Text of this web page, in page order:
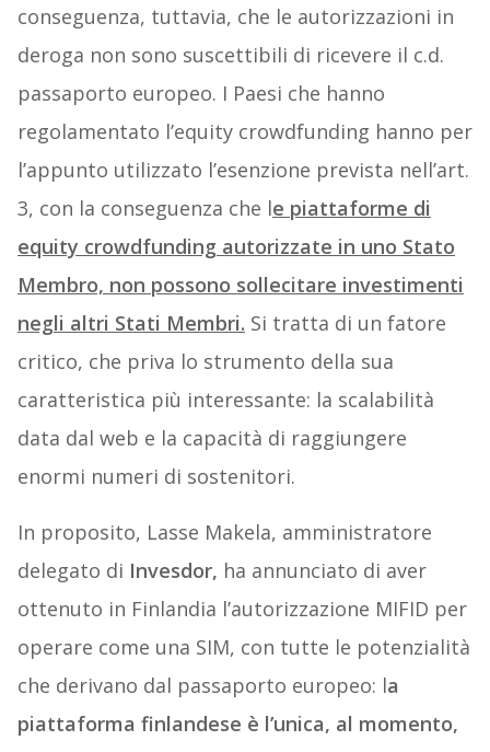
conseguenza, tuttavia, che le autorizzazioni in
deroga non sono suscettibili di ricevere il c.d.
passaporto europeo. I Paesi che hanno
regolamentato l’equity crowdfunding hanno per
l’appunto utilizzato l’esenzione prevista nell’art.
3, con la conseguenza che le piattaforme di
equity crowdfunding autorizzate in uno Stato
Membro, non possono sollecitare investimenti
negli altri Stati Membri. Si tratta di un fatore
critico, che priva lo strumento della sua
caratteristica più interessante: la scalabilità
data dal web e la capacità di raggiungere
enormi numeri di sostenitori.
In proposito, Lasse Makela, amministratore
delegato di Invesdor, ha annunciato di aver
ottenuto in Finlandia l’autorizzazione MIFID per
operare come una SIM, con tutte le potenzialità
che derivano dal passaporto europeo: la
piattaforma finlandese è l’unica, al momento,